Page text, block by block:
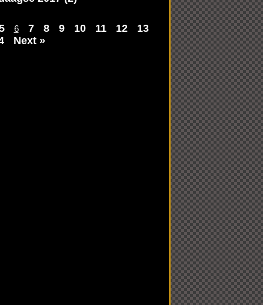
6 7 8 9 10 11 12
13
Next »